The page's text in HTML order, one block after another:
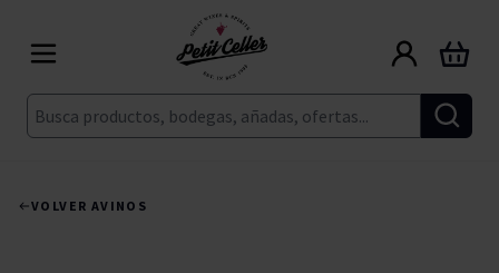
Buscar
Carrito
VOLVER AVINOS